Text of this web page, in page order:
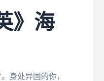
》海
身处异国的你，